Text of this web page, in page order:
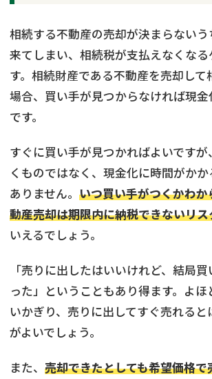
相続する不動産の売却が決まらない
来てしまい、相続税が支払えなくなる
す。相続財産である不動産を売却して
場合、買い手が見つからなければ現
です。
すぐに買い手が見つかればよいです
くものではなく、現金化に時間がかか
ありません。 いつ買い手がつくかわ
動産売却は期限内に納税できないリ
いえるでしょう。
「売りに出したはいいけれど、結局
った」ということもあり得ます。よ
いかぎり、売りに出してすぐ売れると
がよいでしょう。
また、 売却できたとしても希望価格